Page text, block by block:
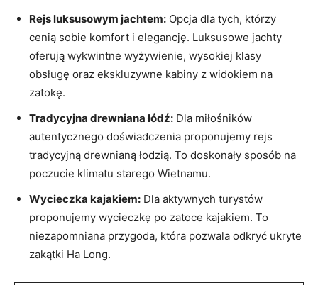
Rejs‍ luksusowym jachtem: Opcja ⁣dla⁤ tych,​ którzy
cenią sobie komfort​ i elegancję. Luksusowe jachty
oferują wykwintne wyżywienie, wysokiej klasy⁤
obsługę​ oraz ekskluzywne⁢ kabiny z widokiem na⁤
zatokę.
Tradycyjna drewniana łódź: Dla​ miłośników
autentycznego doświadczenia proponujemy rejs‍
tradycyjną drewnianą łodzią. To doskonały sposób na
poczucie klimatu starego Wietnamu.
Wycieczka kajakiem: Dla aktywnych turystów
proponujemy wycieczkę po zatoce kajakiem. To
niezapomniana przygoda, która pozwala odkryć ukryte
zakątki Ha Long.